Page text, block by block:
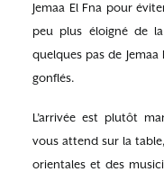
Jemaa El Fna pour
peu plus éloigné de
quelques pas de
gonflés.
L’arrivée est plutôt
vous attend sur la
orientales et des